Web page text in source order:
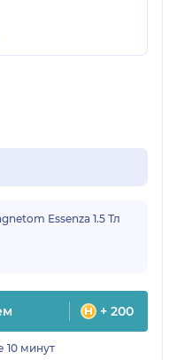
Essenza 1.5 Тл
+ 200
10 минут